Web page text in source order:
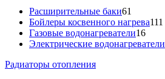
Расширительные баки61
Бойлеры косвенного нагрева111
Газовые водонагреватели16
Электрические водонагреватели
Радиаторы отопления